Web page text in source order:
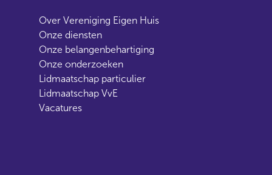
Over Vereniging Eigen Huis
Onze diensten
Onze belangenbehartiging
Onze onderzoeken
Lidmaatschap particulier
Lidmaatschap VvE
Vacatures